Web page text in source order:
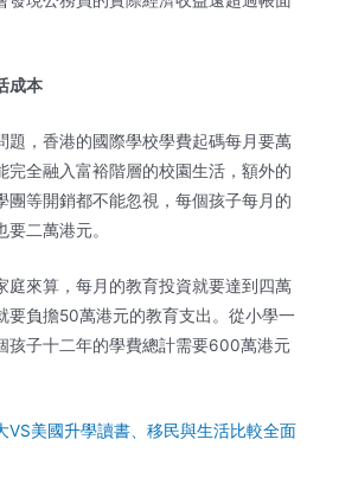
成本
題，香港的國際學校學費起碼每月要萬
完全融入富裕階層的校園生活，額外的
團等開銷都不能忽視，每個孩子每月的
二萬港元。
庭來算，每月的教育投資就要達到四萬
要負擔50萬港元的教育支出。從小學一
孩子十二年的學費總計需要600萬港元
VS美國升學讀書、移民與生活比較全面